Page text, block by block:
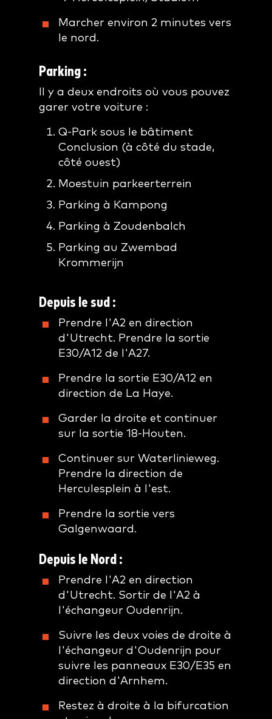
Marcher environ 2 minutes vers
le nord.
Parking :
Il y a deux endroits où vous pouvez
garer votre voiture :
Q-Park sous le bâtiment
Conclusion (à côté du stade,
côté ouest)
Moestuin parkeerterrein
Parking à Kampong
Parking à Zoudenbalch
Parking au Zwembad
Krommerijn
Depuis le sud :
Prendre l'A2 en direction
d'Utrecht. Prendre la sortie
E30/A12 de l'A27.
Prendre la sortie E30/A12 en
direction de La Haye.
Garder la droite et continuer
sur la sortie 18-Houten.
Continuer sur Waterlinieweg.
Prendre la direction de
Herculesplein à l'est.
Prendre la sortie vers
Galgenwaard.
Depuis le Nord :
Prendre l'A2 en direction
d'Utrecht. Sortir de l'A2 à
l'échangeur Oudenrijn.
Suivre les deux voies de droite à
l'échangeur d'Oudenrijn pour
suivre les panneaux E30/E35 en
direction d'Arnhem.
Restez à droite à la bifurcation